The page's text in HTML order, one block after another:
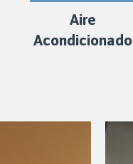
Aire
Acondicionado